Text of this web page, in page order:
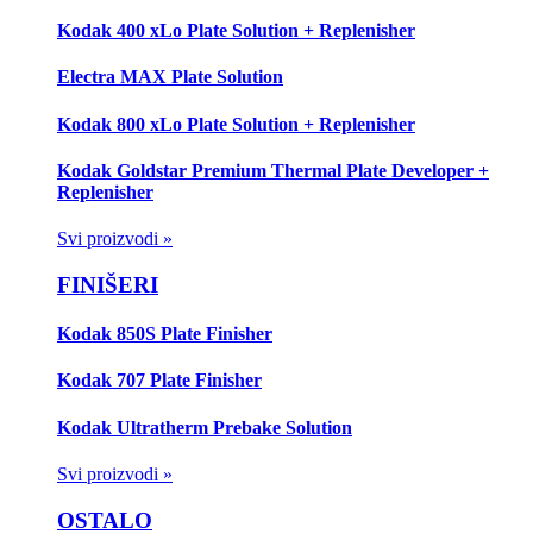
Kodak 400 xLo Plate Solution + Replenisher
Electra MAX Plate Solution
Kodak 800 xLo Plate Solution + Replenisher
Kodak Goldstar Premium Thermal Plate Developer +
Replenisher
Svi proizvodi »
FINIŠERI
Kodak 850S Plate Finisher
Kodak 707 Plate Finisher
Kodak Ultratherm Prebake Solution
Svi proizvodi »
OSTALO